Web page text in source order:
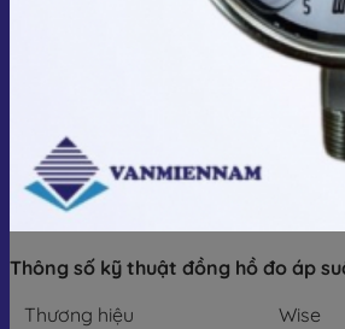
Thông số kỹ thuật đồng hồ đo áp
Thương hiệu
Wise